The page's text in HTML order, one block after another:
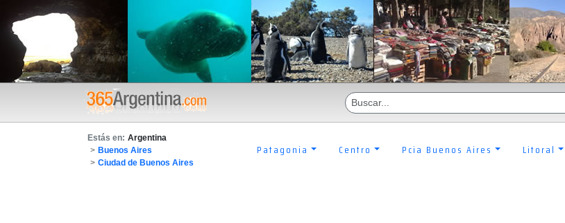
Estás en: Argentina
> Buenos Aires
> Ciudad de Buenos Aires
Patagonia Centro Pcia Buenos Aires Litoral